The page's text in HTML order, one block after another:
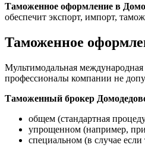
Таможенное оформление в
обеспечит экспорт, импорт,
Таможенное
Мультимодальная
профессионалы компании не
Таможенный брокер
общем (стандартная
упрощенном (например,
специальном (в случае